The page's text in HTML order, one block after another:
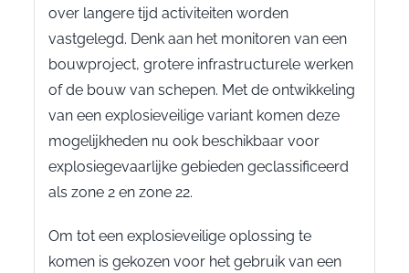
over langere tijd activiteiten worden
vastgelegd. Denk aan het monitoren van een
bouwproject, grotere infrastructurele werken
of de bouw van schepen. Met de ontwikkeling
van een explosieveilige variant komen deze
mogelijkheden nu ook beschikbaar voor
explosiegevaarlijke gebieden geclassificeerd
als zone 2 en zone 22.
Om tot een explosieveilige oplossing te
komen is gekozen voor het gebruik van een